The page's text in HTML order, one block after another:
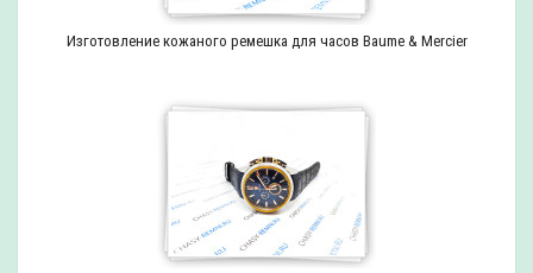
Изготовление кожаного ремешка для часов Baume & Mercier